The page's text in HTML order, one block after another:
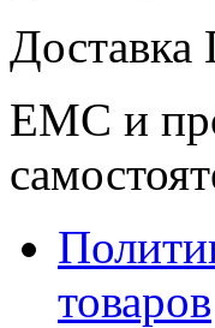
ЕМС и
товаров